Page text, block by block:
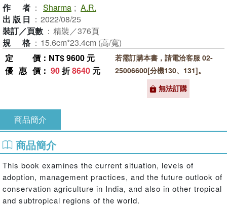
作者 ： Sharma ; A.R.
出版日 ： 2022/08/25
裝訂／頁數 ： 精裝／376頁
規格 ： 15.6cm*23.4cm (高/寬)
定價 ：NT$ 9600 元
優惠價 ： 90折8640 元
若需訂購本書，請電洽客服 02-
25006600[分機130、131]。
無法訂購
商品簡介
商品簡介
This book examines the current situation, levels of
adoption, management practices, and the future outlook of
conservation agriculture in India, and also in other tropical
and subtropical regions of the world.